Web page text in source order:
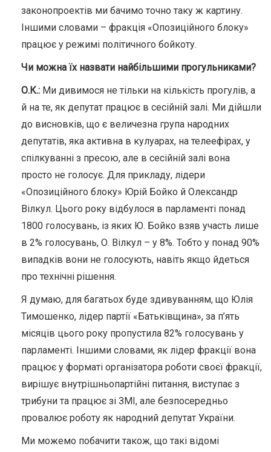
законопроектів ми бачимо точно таку ж картину.
Іншими словами – фракція «Опозиційного блоку»
працює у режимі політичного бойкоту.
Чи можна їх назвати найбільшими прогульниками?
О.К.: Ми дивимося не тільки на кількість прогулів, а
й на те, як депутат працює в сесійній залі. Ми дійшли
до висновків, що є величезна група народних
депутатів, яка активна в кулуарах, на телеефірах, у
спілкуванні з пресою, але в сесійній залі вона
просто не голосує. Для прикладу, лідери
«Опозиційного блоку» Юрій Бойко й Олександр
Вілкул. Цього року відбулося в парламенті понад
1800 голосувань, із яких Ю. Бойко взяв участь лише
в 2% голосувань, О. Вілкул – у 8%. Тобто у понад 90%
випадків вони не голосують, навіть якщо йдеться
про технічні рішення.
Я думаю, для багатьох буде здивуванням, що Юлія
Тимошенко, лідер партії «Батьківщина», за п’ять
місяців цього року пропустила 82% голосувань у
парламенті. Іншими словами, як лідер фракції вона
працює у форматі організатора роботи своєї фракції,
вирішує внутрішньопартійні питання, виступає з
трибуни та працює зі ЗМІ, але безпосередньо
провалює роботу як народний депутат України.
Ми можемо побачити також, що такі відомі